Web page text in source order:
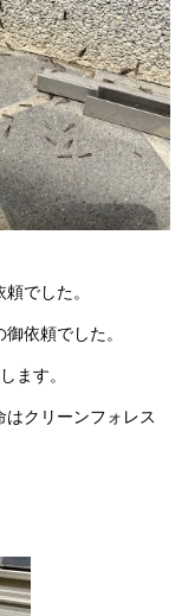
でした。
依頼でした。
ます。
クリーンフォレス